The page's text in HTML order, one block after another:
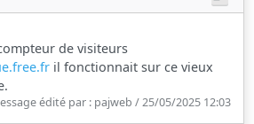
de visiteurs
il fonctionnait sur ce vieux
édité par : pajweb / 25/05/2025 12:03